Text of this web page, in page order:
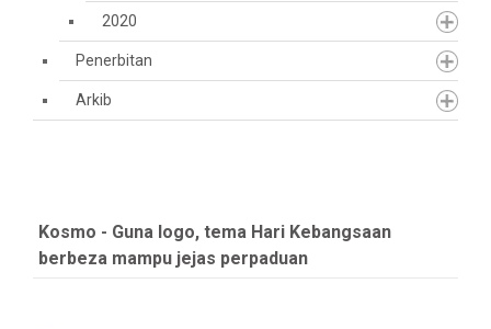
2020
Penerbitan
Arkib
Kosmo - Guna logo, tema Hari Kebangsaan
berbeza mampu jejas perpaduan